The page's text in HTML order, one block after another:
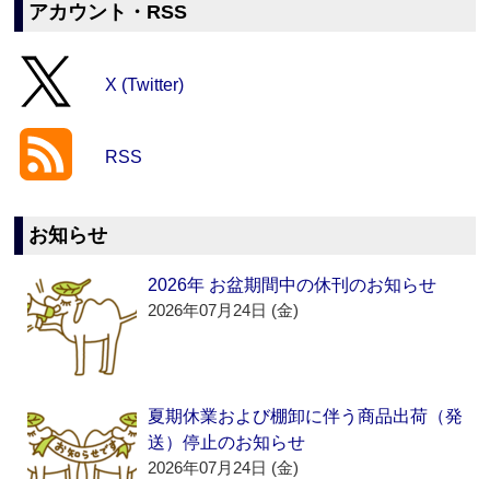
アカウント・RSS
X (Twitter)
RSS
お知らせ
2026年 お盆期間中の休刊のお知らせ
2026年07月24日 (金)
夏期休業および棚卸に伴う商品出荷（発
送）停止のお知らせ
2026年07月24日 (金)